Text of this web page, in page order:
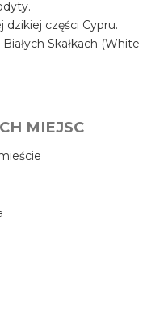
dzikiej części Cypru.
Skałkach (White
MIEJSC